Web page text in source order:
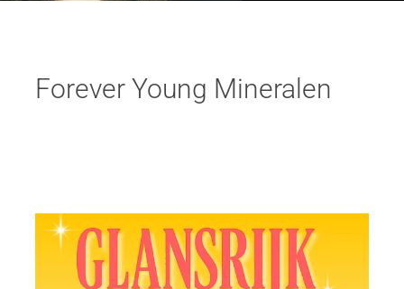
Forever Young Mineralen